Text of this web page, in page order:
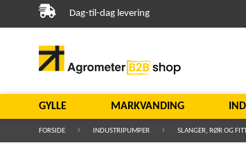
Dag-til-dag levering
GYLLE MARKVANDING
FORSIDE INDUSTRIPUMPER SLANGER, RØR OG